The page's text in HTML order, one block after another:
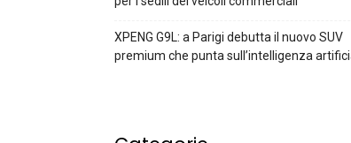
XPENG G9L: a Parigi debutta il nuovo SUV
premium che punta sull’intelligenza